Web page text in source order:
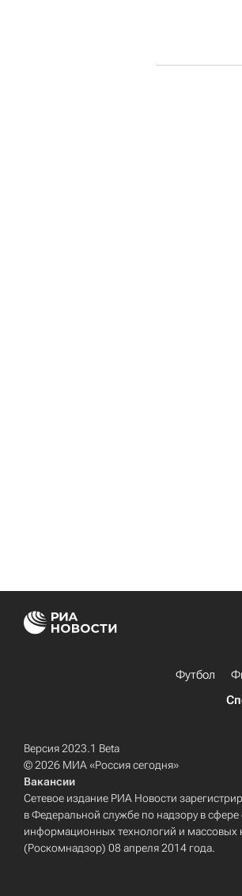
Футбол
Версия 2023.1 Beta
© 2026 МИА «Россия сегодня»
Вакансии
Сетевое издание РИА Новости
в Федеральной службе по надзору в сфере
информационных технологий и массовых
(Роскомнадзор) 08 апреля 2014 года.